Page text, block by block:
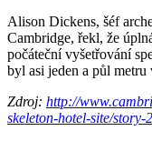
Alison Dickens, šéf
Cambridge, řekl, že
počáteční vyšetřování
byl asi jeden a půl metru
Zdroj: http://
skeleton-hotel-site/